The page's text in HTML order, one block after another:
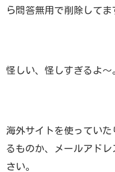
ら問答無用で削除してま
怪しい、怪しすぎるよ～
海外サイトを使ってい
るものか、メールアド
さい。